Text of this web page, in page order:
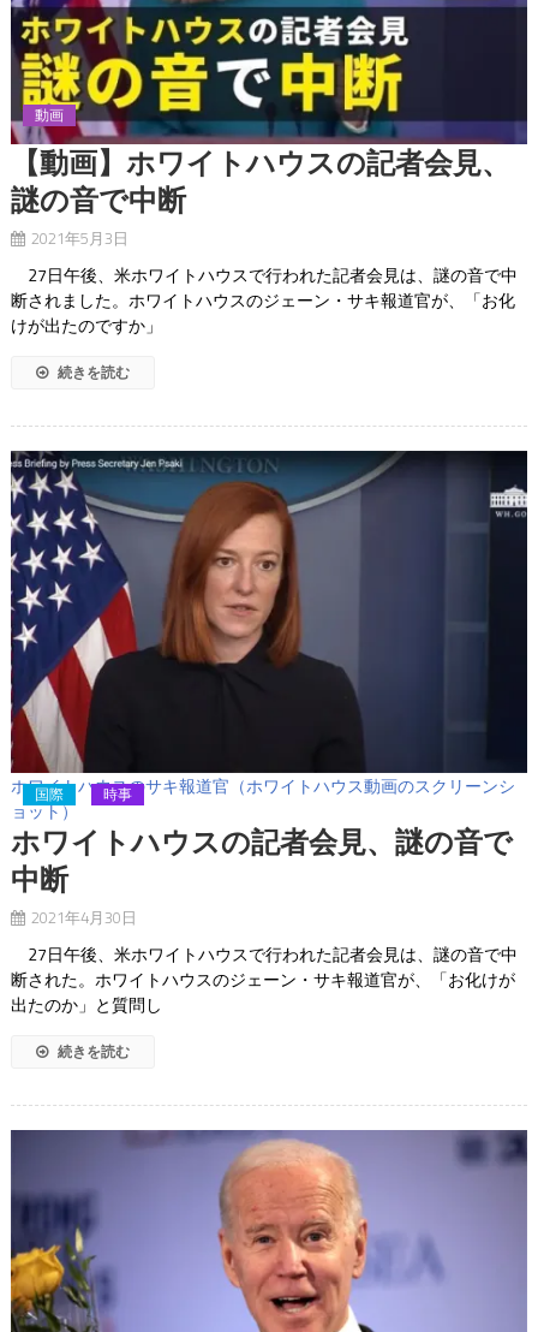
動画
【動画】ホワイトハウスの記者会見、
謎の音で中断
2021年5月3日
27日午後、米ホワイトハウスで行われた記者会見は、謎の音で中
断されました。ホワイトハウスのジェーン・サキ報道官が、「お化
けが出たのですか」
続きを読む
ホワイトハウスのサキ報道官（ホワイトハウス動画のスクリーンシ
ョット）
国際 時事
ホワイトハウスの記者会見、謎の音で
中断
2021年4月30日
27日午後、米ホワイトハウスで行われた記者会見は、謎の音で中
断された。ホワイトハウスのジェーン・サキ報道官が、「お化けが
出たのか」と質問し
続きを読む